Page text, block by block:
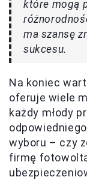
które mogą
ma szansę
sukcesu.
Na koniec
oferuje wiele
każdy młody
wyboru – czy
firmę